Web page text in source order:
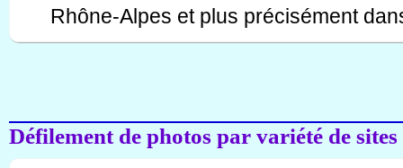
Rhône-Alpes et plus précisément
Défilement de photos par variété de